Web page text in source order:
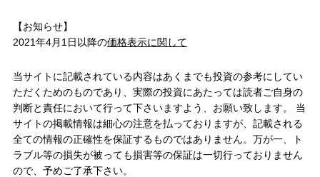
【お知らせ】
2021年4月1日以降の価格表示に関して
当サイトに記載されている内容はあくまでも投資の参考にしてい
ただくためのものであり、実際の投資にあたっては読者ご自身の
判断と責任において行って下さいますよう、お願い致します。 当
サイトの掲載情報は細心の注意を払っておりますが、記載される
全ての情報の正確性を保証するものではありません。万が一、ト
ラブル等の損失が被っても損害等の保証は一切行っておりません
ので、予めご了承下さい。